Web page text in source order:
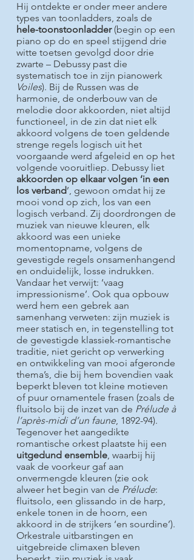
Hij ontdekte er onder meer andere
types van toonladders, zoals de
hele-toonstoonladder(begin op een
piano op do en speel stijgend drie
witte toetsen gevolgd door drie
zwarte – Debussy past die
systematisch toe in zijn pianowerk
Voiles). Bij de Russen was de
harmonie, de onderbouw van de
melodie door akkoorden, niet altijd
functioneel, in de zin dat niet elk
akkoord volgens de toen geldende
strenge regels logisch uit het
voorgaande werd afgeleid en op het
volgende vooruitliep. Debussy liet
akkoorden op elkaar volgen ‘in een
los verband’, gewoon omdat hij ze
mooi vond op zich, los van een
logisch verband. Zij doordrongen de
muziek van nieuwe kleuren, elk
akkoord was een unieke
momentopname, volgens de
gevestigde regels onsamenhangend
en onduidelijk, losse indrukken.
Vandaar het verwijt: ‘vaag
impressionisme’. Ook qua opbouw
werd hem een gebrek aan
samenhang verweten: zijn muziek is
meer statisch en, in tegenstelling tot
de gevestigde klassiek-romantische
traditie, niet gericht op verwerking
en ontwikkeling van mooi afgeronde
thema’s, die bij hem bovendien vaak
beperkt bleven tot kleine motieven
of puur ornamentele frasen (zoals de
fluitsolo bij de inzet van de Prélude à
l’après-midi d’un faune, 1892-94).
Tegenover het aangedikte
romantische orkest plaatste hij een
uitgedund ensemble, waarbij hij
vaak de voorkeur gaf aan
onvermengde kleuren (zie ook
alweer het begin van de Prélude:
fluitsolo, een glissando in de harp,
enkele tonen in de hoorn, een
akkoord in de strijkers ‘en sourdine’).
Orkestrale uitbarstingen en
uitgebreide climaxen bleven